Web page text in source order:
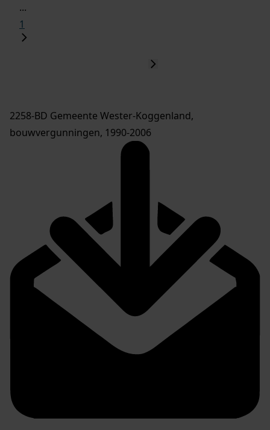
...
1
2258-BD Gemeente Wester-Koggenland,
bouwvergunningen, 1990-2006